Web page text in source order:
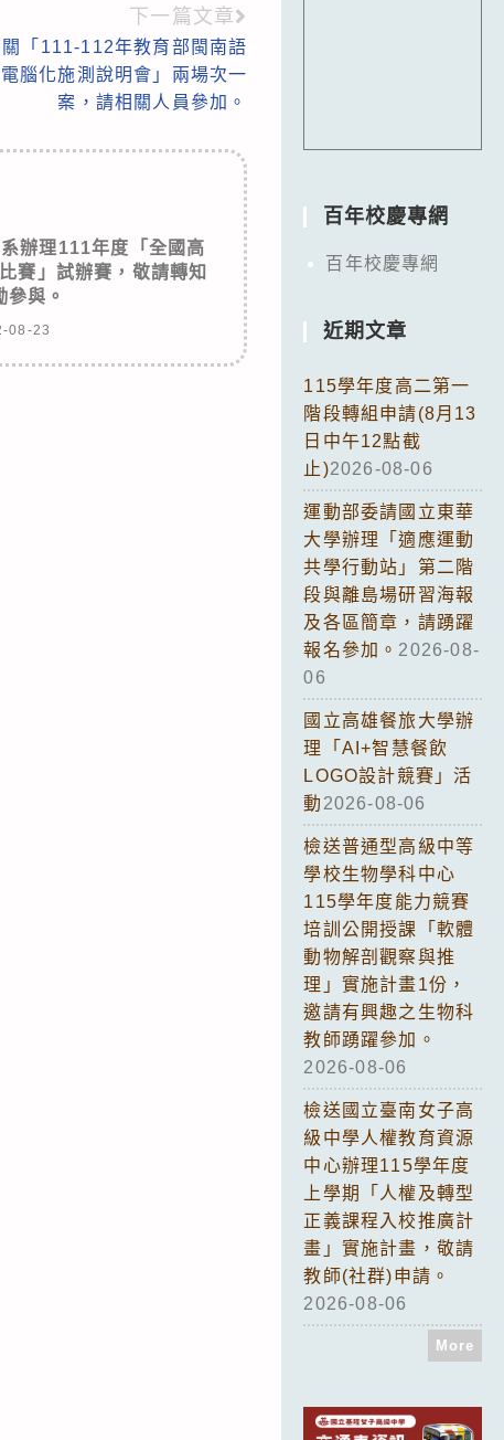
下一篇文章
「111-112年教育部閩南語
腦化施測說明會」兩場次一
案，請相關人員參加。
辦理111年度「全國高
賽」試辦賽，敬請轉知
參與。
08-23
百年校慶專網
百年校慶專網
近期文章
115學年度高二第一
階段轉組申請(8月13
日中午12點截
止)2026-08-06
運動部委請國立東華
大學辦理「適應運動
共學行動站」第二階
段與離島場研習海報
及各區簡章，請踴躍
報名參加。 2026-08-
06
國立高雄餐旅大學辦
理「AI+智慧餐飲
LOGO設計競賽」活
動 2026-08-06
檢送普通型高級中等
學校生物學科中心
115學年度能力競賽
培訓公開授課「軟體
動物解剖觀察與推
理」實施計畫1份，
邀請有興趣之生物科
教師踴躍參加。
2026-08-06
檢送國立臺南女子高
級中學人權教育資源
中心辦理115學年度
上學期「人權及轉型
正義課程入校推廣計
畫」實施計畫，敬請
教師(社群)申請。
2026-08-06
More